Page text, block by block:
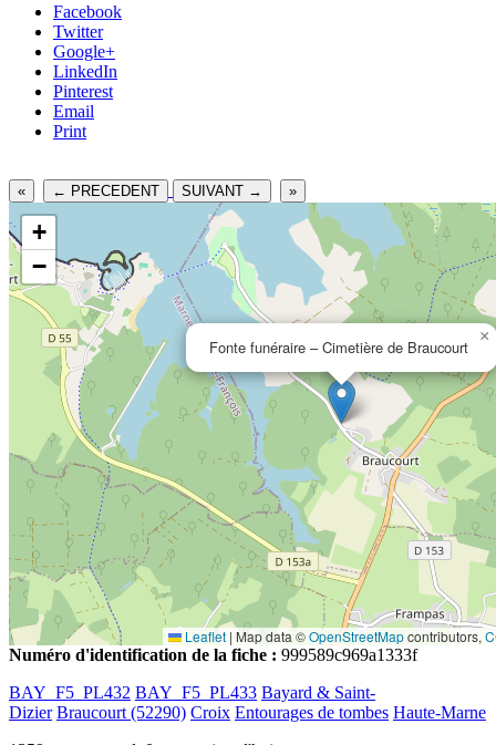
Facebook
Twitter
Google+
LinkedIn
Pinterest
Email
Print
« ← PRECEDENT SUIVANT → »
Fonte funéraire – Cimetière de Braucourt
×
+
−
Leaflet | Map data ©OpenStreetMapcontributors,
Numéro d'identification de la fiche : 999589c969a1333f
BAY_F5_PL432 BAY_F5_PL433 Bayard & Saint-
Dizier Braucourt (52290) Croix Entourages de tombes Haute-Marne